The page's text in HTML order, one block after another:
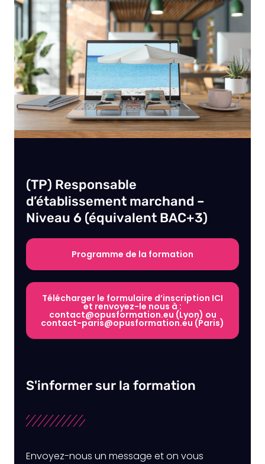
(TP) Responsable
d’établissement marchand –
Niveau 6 (équivalent BAC+3)
Programme de la formation
Télécharger le formulaire d’inscription ICI
et renvoyez-le nous à :
contact@opusformation.eu (Lyon) ou
contact-paris@opusformation.eu (Paris)
S'informer sur la formation
Envoyez-nous un message et on vous